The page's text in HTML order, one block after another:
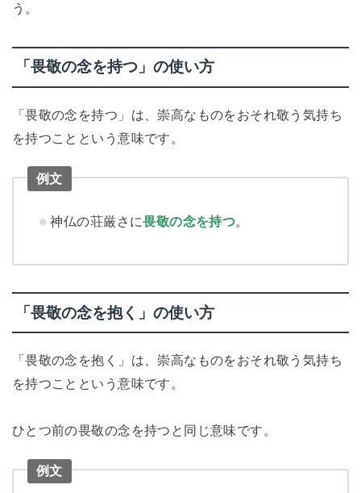
う。
「畏敬の念を持つ」の使い方
「畏敬の念を持つ」は、崇高なものをおそれ敬う気持ち
を持つことという意味です。
例文
神仏の荘厳さに畏敬の念を持つ。
「畏敬の念を抱く」の使い方
「畏敬の念を抱く」は、崇高なものをおそれ敬う気持ち
を持つことという意味です。
ひとつ前の畏敬の念を持つと同じ意味です。
例文